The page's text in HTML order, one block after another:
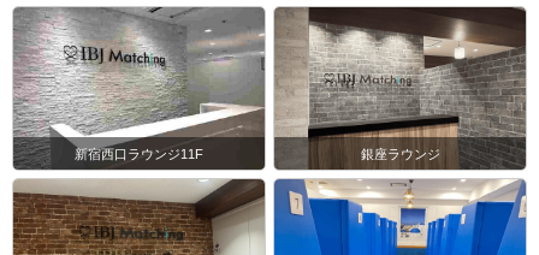
持ち物
スマートフォン・顔写真付きの身分証
（運転免許証、マイナンバーカード、
パスポートなど）
お食事
飲み物
ソフトドリンク付き
服装 清潔感のある服装でお越しください。
＜QRコード受付について＞
新宿西口ラウンジ11F 銀座ラウンジ